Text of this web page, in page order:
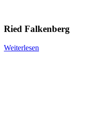
Ried Falkenberg
Weiterlesen